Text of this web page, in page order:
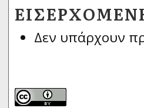
Δεν υπάρχουν